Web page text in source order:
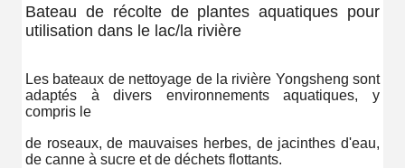
Bateau de récolte de plantes aquatiques pour
utilisation dans le lac/la rivière
Les bateaux de nettoyage de la rivière Yongsheng sont
adaptés à divers environnements aquatiques, y
compris le
de roseaux, de mauvaises herbes, de jacinthes d'eau,
de canne à sucre et de déchets flottants.